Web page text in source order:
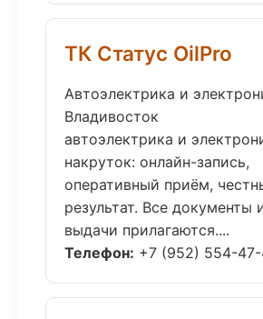
ТК Статус OilPro
Автоэлектрика и
Владивосток
автоэлектрика и
накруток: онлайн-запись,
оперативный приём,
результат. Все документы
выдачи прилагаются....
Телефон: +7 (952) 554-